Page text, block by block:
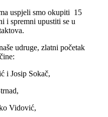
uspjeli smo okupiti 15
i spremni upustiti se u
udruge, zlatni početak
i Josip Sokač,
Vidović,